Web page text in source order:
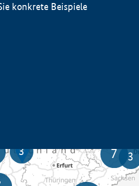
konkrete Beispiele